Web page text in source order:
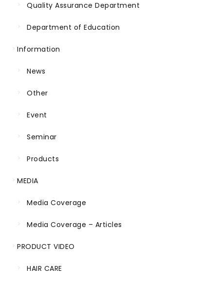
Quality Assurance Department
Department of Education
Information
News
Other
Event
Seminar
Products
MEDIA
Media Coverage
Media Coverage – Articles
PRODUCT VIDEO
HAIR CARE